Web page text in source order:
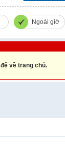
Ngoài giờ
để về trang chủ.